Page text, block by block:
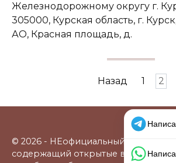
Железнодорожному округу г.
305000, Курская область, г.
АО, Красная площадь, д.
Назад 1 2
© 2026 - НЕофициальный
содержащий открытые